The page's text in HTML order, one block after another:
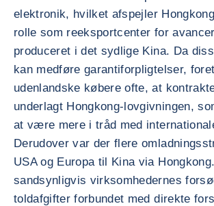
elektronik, hvilket afspejler
rolle som reeksportcenter for
produceret i det sydlige Kina. Da
kan medføre garantiforpligtelser,
udenlandske købere ofte, at
underlagt Hongkong-lovgivningen,
at være mere i tråd med
Derudover var der flere
USA og Europa til Kina via
sandsynligvis virksomhedernes
toldafgifter forbundet med direkte